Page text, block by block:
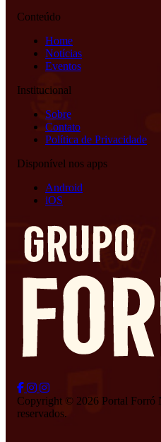
Conteúdo
Home
Notícias
Eventos
Institucional
Sobre
Contato
Política de Privacidade
Disponível nos apps
Android
iOS
Copyright © 2026 Portal Forró
reservados.